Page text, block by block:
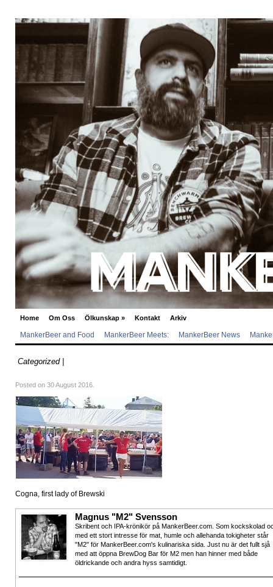
Home Om Oss Ölkunskap » Kontakt Arkiv
MankerBeer and Food MankerBeer Meets: MankerBeer News
Categorized |
Posted on 30 August 2016.
Cogna, first lady of Brewski
Magnus "M2" Svensson
Skribent och IPA-krönikör på MankerBeer.com. Som kockskolad
med ett stort intresse för mat, humle och allehanda tokigheter står
"M2" för MankerBeer.com's kulinariska sida. Just nu är det fullt sjå
med att öppna BrewDog Bar för M2 men han hinner med både
öldrickande och andra hyss samtidigt.